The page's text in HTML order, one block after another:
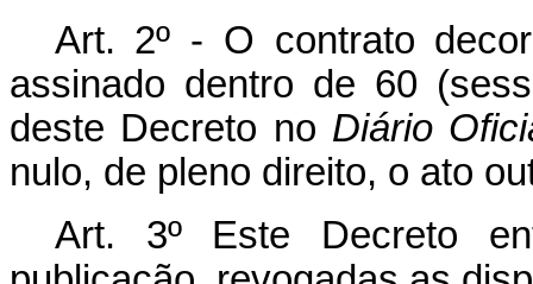
Art. 2º - O contrato
assinado dentro de 60
deste Decreto no Diário
nulo, de pleno direito, o ato
Art. 3º Este Decreto